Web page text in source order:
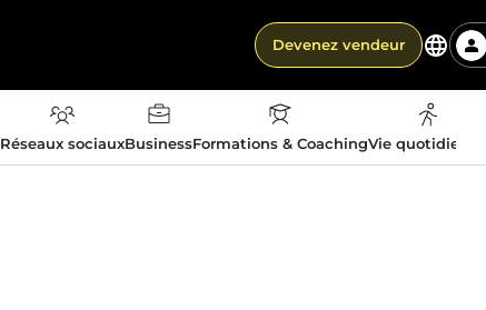
Devenez vendeur
Réseaux sociauxBusinessFormations & CoachingVie